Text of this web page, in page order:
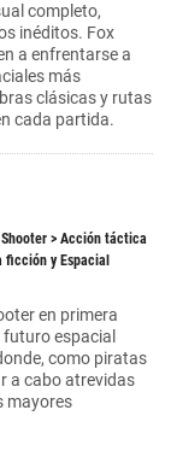
completo,
inéditos. Fox
a enfrentarse a
más
clásicas y rutas
cada partida.
Shooter > Acción táctica
ficción y Espacial
en primera
espacial
como piratas
a cabo atrevidas
mayores